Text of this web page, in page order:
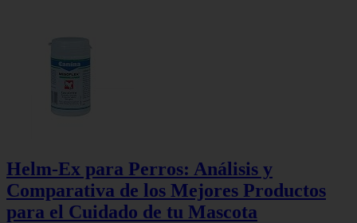
Helm-Ex para Perros: Análisis y
Comparativa de los Mejores Productos
para el Cuidado de tu Mascota